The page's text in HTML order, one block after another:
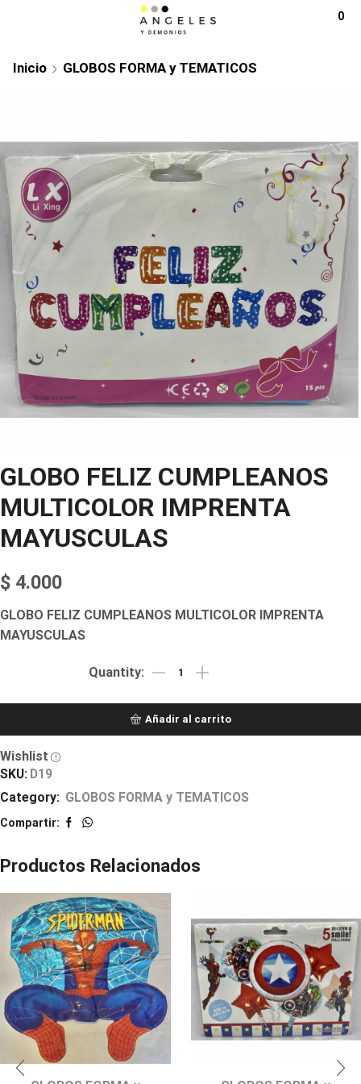
0
Inicio GLOBOS FORMA y TEMATICOS
GLOBO FELIZ CUMPLEANOS
MULTICOLOR IMPRENTA
MAYUSCULAS
$ 4.000
GLOBO FELIZ CUMPLEANOS MULTICOLOR IMPRENTA
MAYUSCULAS
Añadir al carrito
Wishlist
SKU: D19
Category: GLOBOS FORMA y TEMATICOS
Compartir:
Productos Relacionados